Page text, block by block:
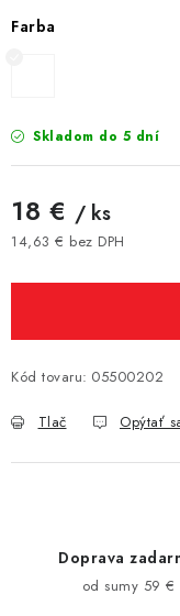
Farba
Skladom do 5 dní
18 € / ks
14,63 € bez DPH
Kód tovaru: 05500202
Tlač Opýtať
Doprava
od sumy 59 €